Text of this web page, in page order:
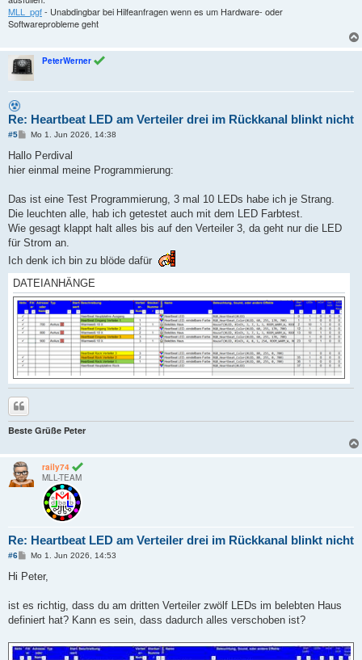
MLL_pgf- Unabdingbar bei Hilfeanfragen wenn es um Hardware- oder
Softwareprobleme geht
PeterWerner
Re: Heartbeat LED am Verteiler drei im Rückkanal blinkt nicht
#5
B
i
r
Mo 1. Jun 2026, 14:38
Hallo Perdival
hier einmal meine Programmierung:
Das ist eine Test Programmierung, 3 mal 10 LEDs habe ich je Strang.
Die leuchten alle, hab ich getestet auch mit dem LED Farbtest.
Wie gesagt klappt halt alles bis auf den Verteiler 3, da geht nur die LED
für Strom an.
Ich denk ich bin zu blöde dafür
DATEIANHÄNGE
Beste Grüße Peter
raily74
MLL-TEAM
Re: Heartbeat LED am Verteiler drei im Rückkanal blinkt nicht
#6
B
i
a
Mo 1. Jun 2026, 14:53
Hi Peter,
ist es richtig, dass du am dritten Verteiler zwölf LEDs im belebten Haus
definiert hat? Kann es sein, dass dadurch alles verschoben ist?